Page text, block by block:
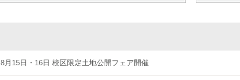
8月15日・16日 校区限定土地公開フェア開催